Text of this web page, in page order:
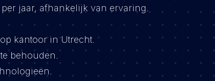
jaar, afhankelijk van ervaring.
kantoor in Utrecht.
behouden.